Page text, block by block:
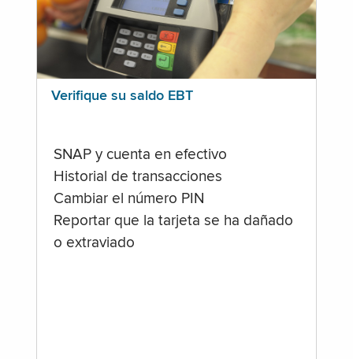
Verifique su saldo EBT
SNAP y cuenta en efectivo
Historial de transacciones
Cambiar el número PIN
Reportar que la tarjeta se ha dañado
o extraviado